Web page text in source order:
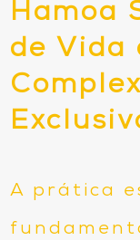
Hamoa
de Vida
A prática